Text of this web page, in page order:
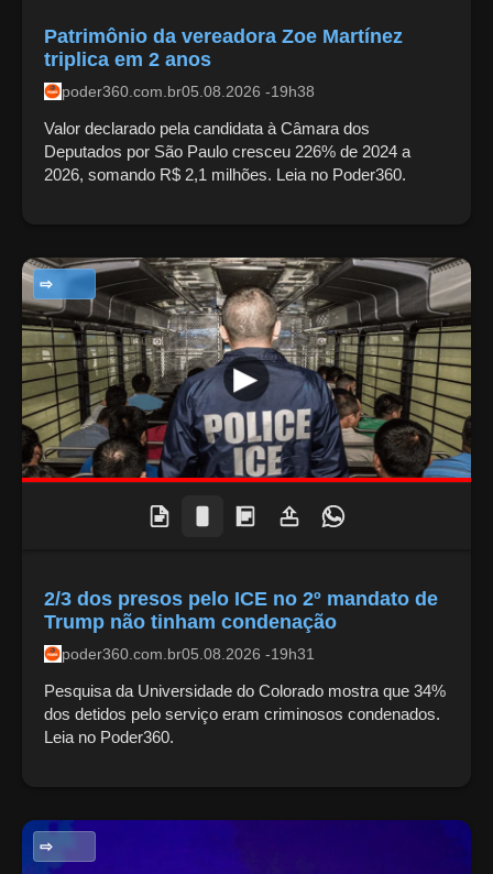
Patrimônio da vereadora Zoe Martínez
triplica em 2 anos
poder360.com.br05.08.2026 -19h38
Valor declarado pela candidata à Câmara dos
Deputados por São Paulo cresceu 226% de 2024 a
2026, somando R$ 2,1 milhões. Leia no Poder360.
NOTÍCIAS
2/3 dos presos pelo ICE no 2º mandato de
Trump não tinham condenação
poder360.com.br05.08.2026 -19h31
Pesquisa da Universidade do Colorado mostra que 34%
dos detidos pelo serviço eram criminosos condenados.
Leia no Poder360.
POLITICA NACIONAL